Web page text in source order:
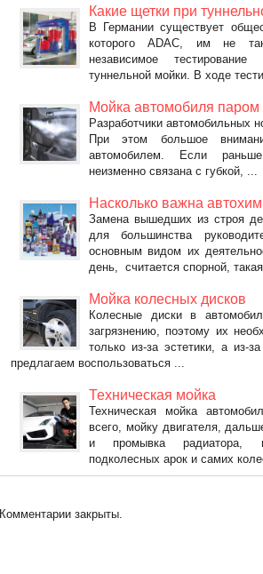
Какие щетки при
В Германии существует
которого АDАC, им не
независимое
туннельной мойки. В ходе
Мойка автомобиля паром
Разработчики автомобильных
При этом большое
автомобилем. Если
неизменно связана с губкой, ...
Насколько важна
Замена вышедших из строя
для большинства
основным видом их
день, считается спорной,
Мойка колесных дисков
Колесные диски в
загрязнению, поэтому их
только из-за эстетики, а из-
предлагаем воспользоваться ...
Техническая мойка
Техническая мойка
всего, мойку двигателя,
и промывка радиатора,
подколесных арок и самих
Комментарии закрыты.